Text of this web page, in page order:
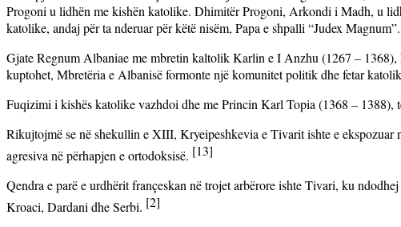
Progoni u lidhën me kishën katolike. Dhimitër Progoni, Arkondi i Madh, u
katolike, andaj për ta nderuar për këtë nisëm, Papa e shpalli “Judex Magnum”.
Gjate Regnum Albaniae me mbretin kaltolik Karlin e I Anzhu (1267 – 1368),
kuptohet, Mbretëria e Albanisë formonte një komunitet politik dhe fetar
Fuqizimi i kishës katolike vazhdoi dhe me Princin Karl Topia (1368 –
Rikujtojmë se në shekullin e XIII, Kryeipeshkevia e Tivarit ishte e ekspozuar
agresiva në përhapjen e ortodoksisë. [13]
Qendra e parë e urdhërit françeskan në trojet arbërore ishte Tivari, ku
Kroaci, Dardani dhe Serbi. [2]